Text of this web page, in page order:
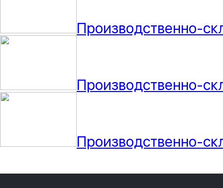
Производственно-
Производственно-
Производственно-